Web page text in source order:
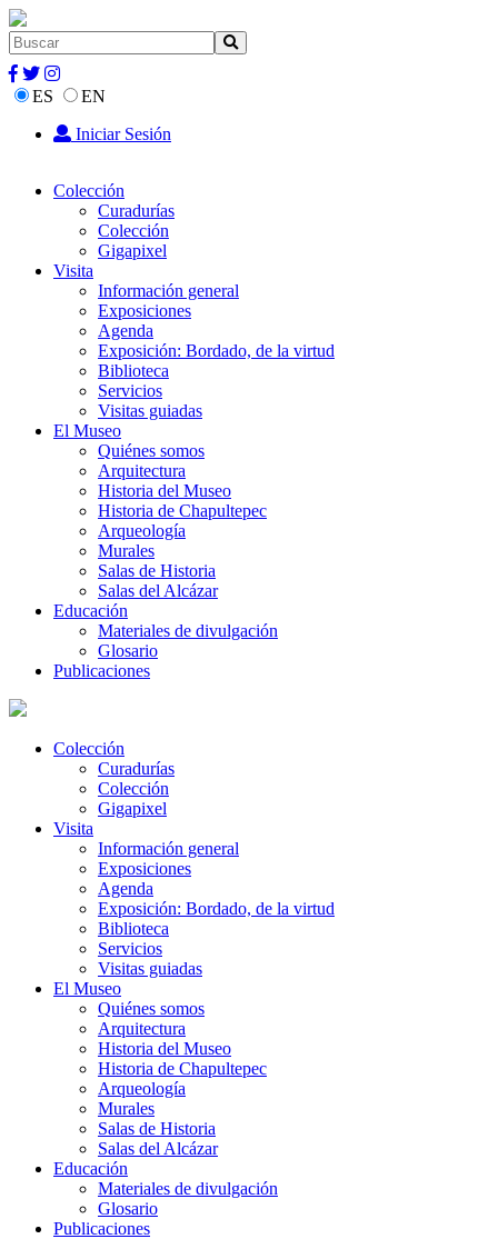
ES
EN
Iniciar Sesión
Colección
Curadurías
Colección
Gigapixel
Visita
Información general
Exposiciones
Agenda
Exposición: Bordado, de la virtud
Biblioteca
Servicios
Visitas guiadas
El Museo
Quiénes somos
Arquitectura
Historia del Museo
Historia de Chapultepec
Arqueología
Murales
Salas de Historia
Salas del Alcázar
Educación
Materiales de divulgación
Glosario
Publicaciones
Colección
Curadurías
Colección
Gigapixel
Visita
Información general
Exposiciones
Agenda
Exposición: Bordado, de la virtud
Biblioteca
Servicios
Visitas guiadas
El Museo
Quiénes somos
Arquitectura
Historia del Museo
Historia de Chapultepec
Arqueología
Murales
Salas de Historia
Salas del Alcázar
Educación
Materiales de divulgación
Glosario
Publicaciones